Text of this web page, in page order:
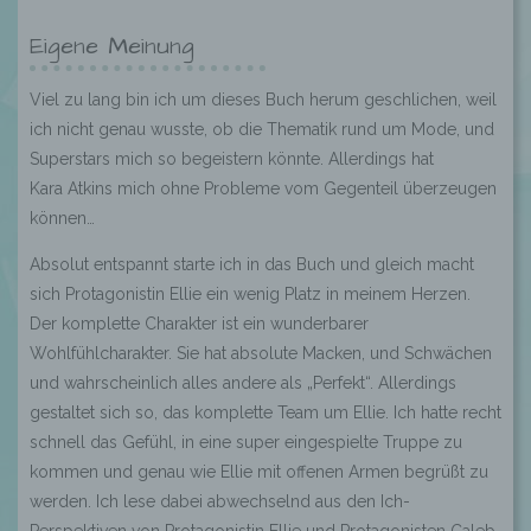
Eigene Meinung
Viel zu lang bin ich um dieses Buch herum geschlichen, weil
ich nicht genau wusste, ob die Thematik rund um Mode, und
Superstars mich so begeistern könnte. Allerdings hat
Kara Atkins mich ohne Probleme vom Gegenteil überzeugen
können
Absolut entspannt starte ich in das Buch und gleich macht
sich Protagonistin Ellie ein wenig Platz in meinem Herzen.
Der komplette Charakter ist ein wunderbarer
Wohlfühlcharakter. Sie hat absolute Macken, und Schwächen
und wahrscheinlich alles andere als „Perfekt“. Allerdings
gestaltet sich so, das komplette Team um Ellie . Ich hatte recht
schnell das Gefühl, in eine super eingespielte Truppe zu
kommen und genau wie Ellie mit offenen Armen begrüßt zu
werden. Ich lese dabei abwechselnd aus den Ich-